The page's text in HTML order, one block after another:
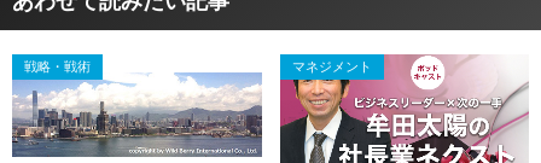
戦略・戦術 マネジメント